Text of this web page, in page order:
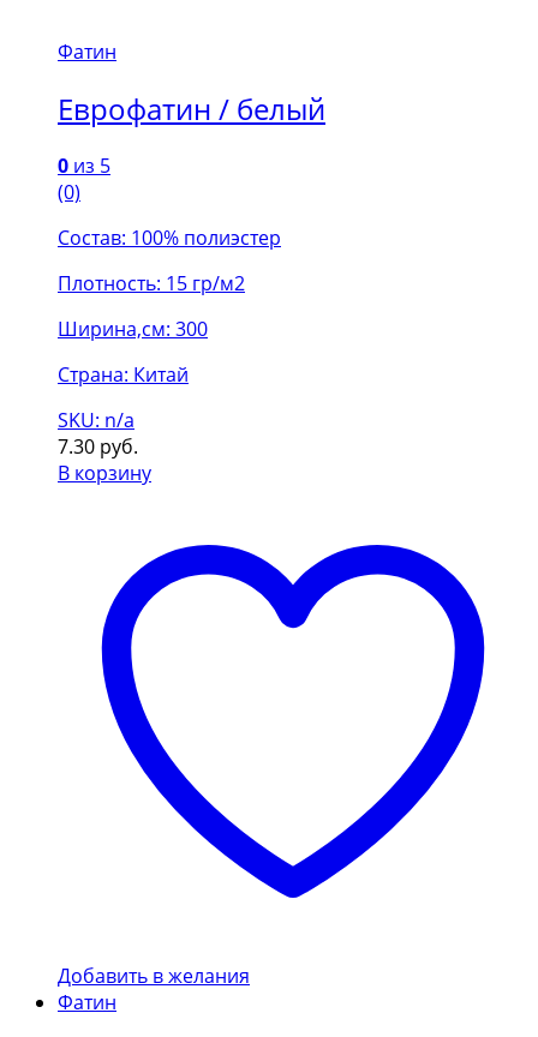
Фатин
Еврофатин / белый
0 из 5
(0)
Состав: 100% полиэстер
Плотность: 15 гр/м2
Ширина,см: 300
Страна: Китай
SKU: n/a
7.30 руб.
В корзину
Добавить в желания
Фатин